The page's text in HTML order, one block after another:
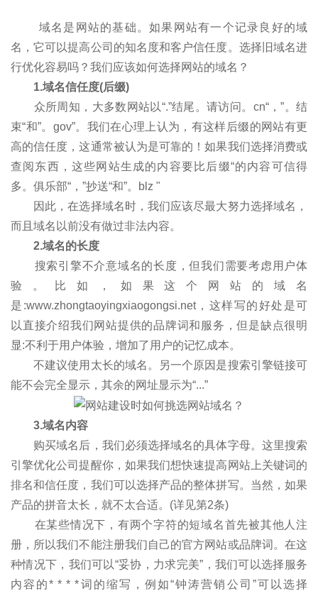
域名是网站的基础。如果网站有一个记录良好的域
名，它可以提高公司的知名度和客户信任度。选择旧域名进
行优化容易吗？我们应该如何选择网站的域名？
1.域名信任度(后缀)
众所周知，大多数网站以“.”结尾。请访问。cn“，”。结
束“和”。gov”。我们在心理上认为，有这样后缀的网站有更
高的信任度，这通常被认为是可靠的！如果我们选择消费或
查阅东西，这些网站生成的内容要比后缀“的内容可信得
多。俱乐部“，”抄送“和”。blz "
因此，在选择域名时，我们应该尽最大努力选择域名，
而且域名以前没有做过非法内容。
2.域名的长度
搜索引擎不介意域名的长度，但我们需要考虑用户体
验。比如，如果这个网站的域名
是:www.zhongtaoyingxiaogongsi.net，这样写的好处是可
以直接介绍我们网站提供的品牌词和服务，但是缺点很明
显:不利于用户体验，增加了用户的记忆成本。
不建议使用太长的域名。另一个原因是搜索引擎链接可
能不会完全显示，其余的网址显示为“...”
3.域名内容
购买域名后，我们必须选择域名的具体字母。这里搜索
引擎优化公司提醒你，如果我们想快速提高网站上关键词的
排名和信任度，我们可以选择产品的整体拼写。当然，如果
产品的拼音太长，就不太合适。(详见第2条)
在某些情况下，有两个字符的短域名首先被其他人注
册，所以我们不能注册我们自己的官方网站或品牌词。在这
种情况下，我们可以“妥协，力求完美”，我们可以选择服务
内容的* * * *词的缩写，例如“钟涛营销公司”可以选择